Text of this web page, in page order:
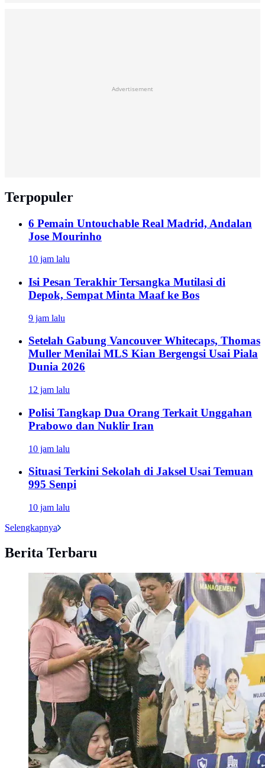
Advertisement
Terpopuler
6 Pemain Untouchable Real Madrid, Andalan
Jose Mourinho
10 jam lalu
Isi Pesan Terakhir Tersangka Mutilasi di
Depok, Sempat Minta Maaf ke Bos
9 jam lalu
Setelah Gabung Vancouver Whitecaps, Thomas
Muller Menilai MLS Kian Bergengsi Usai Piala
Dunia 2026
12 jam lalu
Polisi Tangkap Dua Orang Terkait Unggahan
Prabowo dan Nuklir Iran
10 jam lalu
Situasi Terkini Sekolah di Jaksel Usai Temuan
995 Senpi
10 jam lalu
Selengkapnya
Berita Terbaru